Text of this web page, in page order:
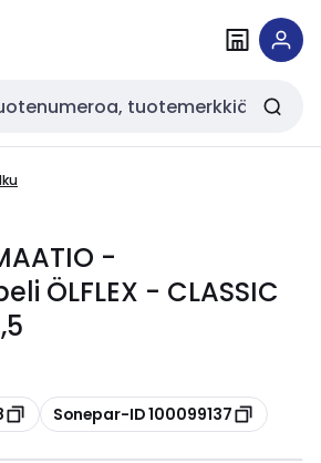
-
ÖLFLEX - CLASSIC
Kopioi
Sonepar-ID 100099137